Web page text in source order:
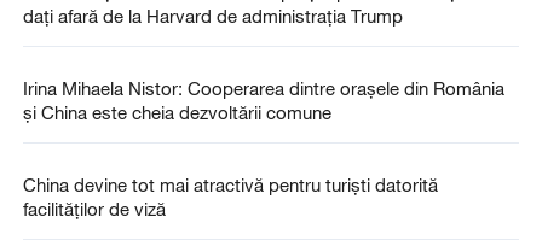
dați afară de la Harvard de administrația Trump
Irina Mihaela Nistor: Cooperarea dintre orașele din România
și China este cheia dezvoltării comune
China devine tot mai atractivă pentru turiști datorită
facilităților de viză